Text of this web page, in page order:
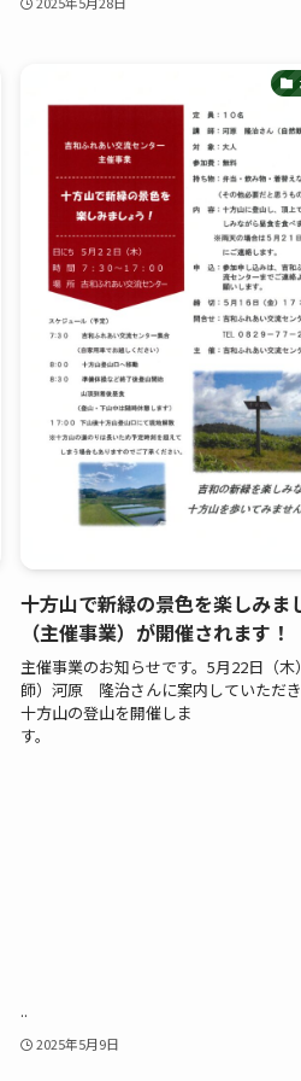
十方山で新緑の景色を楽しみま
（主催事業）が開催されます！
主催事業のお知らせです。5月22日（木
師）河原 隆治さんに案内していただき
十方山の登山を開催しま
す
..
2025年5月9日